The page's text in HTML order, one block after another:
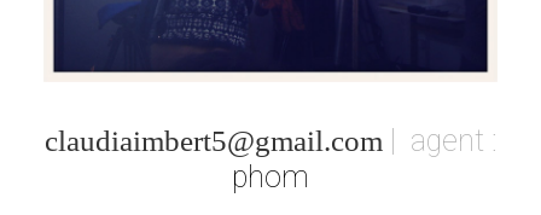
claudiaimbert5@gmail.com | agent :
phom